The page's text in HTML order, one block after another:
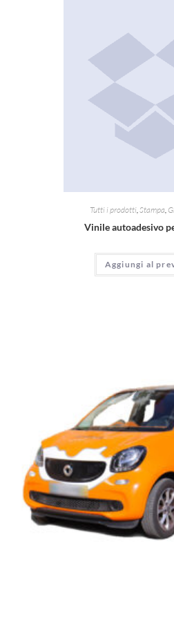
Tutti i prodotti Stampa
Vinile autoadesivo
Aggiungi al